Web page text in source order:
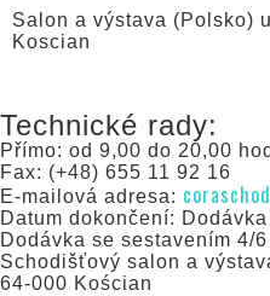
Salon a výstava (Polsko)
Koscian
Technické rady:
Přímo: od 9,00 do 20,00
Fax: (+48) 655 11 92 16
E-mailová adresa:
Datum dokončení:
Dodávka se sestavením 4/
Schodišťový salon a
64-000 Kościan